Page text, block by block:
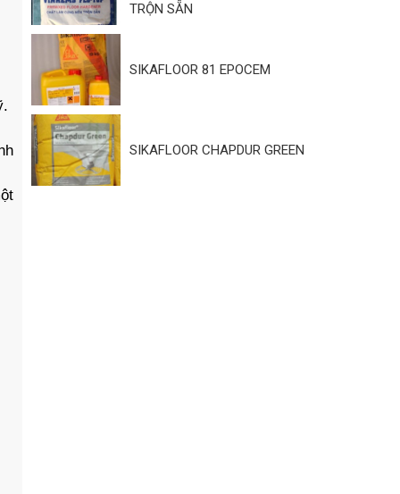
TRỘN SẴN
SIKAFLOOR 81 EPOCEM
SIKAFLOOR CHAPDUR GREEN